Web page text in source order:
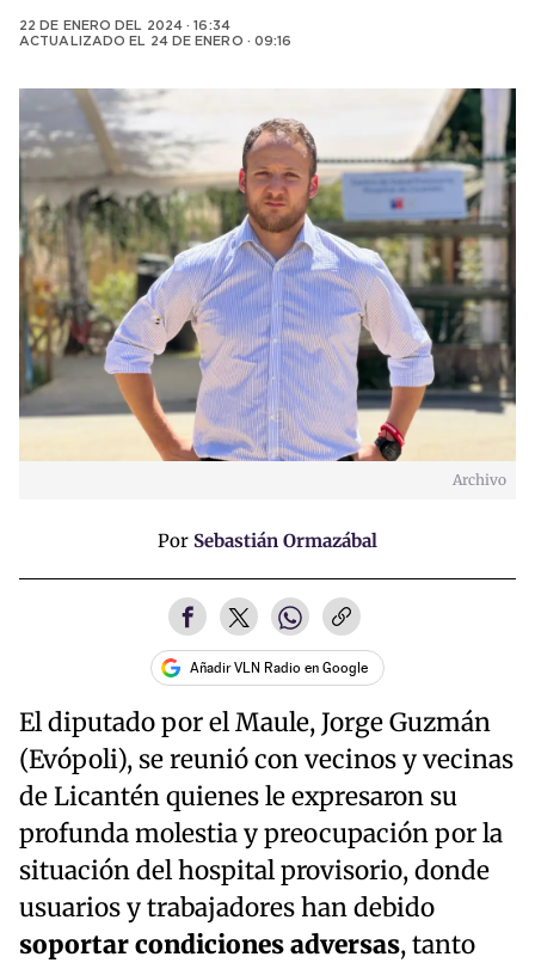
22 DE ENERO DEL 2024 · 16:34
ACTUALIZADO EL 24 DE ENERO · 09:16
Archivo
Por Sebastián Ormazábal
Añadir VLN Radio en Google
El diputado por el Maule, Jorge Guzmán
(Evópoli), se reunió con vecinos y vecinas
de Licantén quienes le expresaron su
profunda molestia y preocupación por la
situación del hospital provisorio, donde
usuarios y trabajadores han debido
soportar condiciones adversas, tanto